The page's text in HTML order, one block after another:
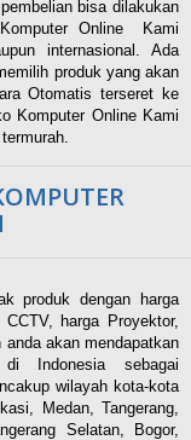
bisa dilakukan
Online Kami
internasional. Ada
produk yang akan
Otomatis terseret ke
Komputer Online Kami
produk dengan harga
harga Proyektor,
akan mendapatkan
Indonesia sebagai
wilayah kota-kota
Medan, Tangerang,
Selatan, Bogor,